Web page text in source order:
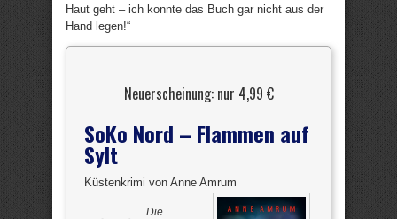
Haut geht – ich konnte das Buch gar nicht aus der
Hand legen!“
Neuerscheinung: nur 4,99 €
SoKo Nord – Flammen auf
Sylt
Küstenkrimi von Anne Amrum
Die